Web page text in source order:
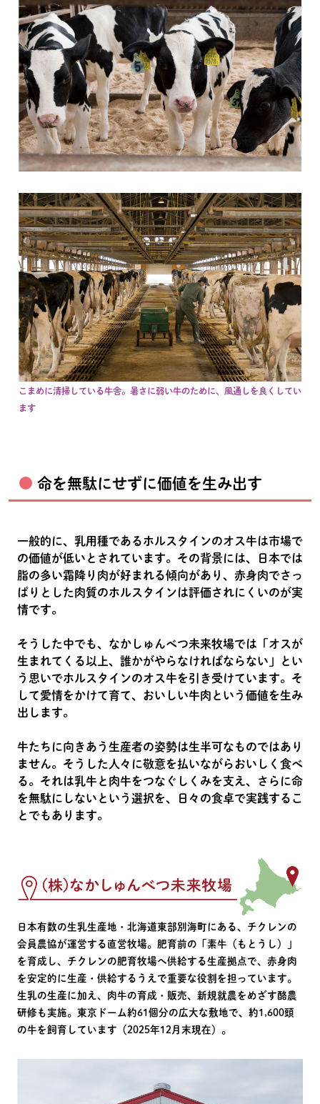
こまめに清掃している牛舎。暑さに弱い牛のために、風通しを良くしてい
ます
命を無駄にせずに価値を生み出す
一般的に、乳用種であるホルスタインのオス牛は市場で
の価値が低いとされています。その背景には、日本では
脂の多い霜降り肉が好まれる傾向があり、赤身肉でさっ
ぱりとした肉質のホルスタインは評価されにくいのが実
情です。
そうした中でも、なかしゅんべつ未来牧場では「オスが
生まれてくる以上、誰かがやらなければならない」とい
う思いでホルスタインのオス牛を引き受けています。そ
して愛情をかけて育て、おいしい牛肉という価値を生み
出します。
牛たちに向きあう生産者の姿勢は生半可なものではあり
ません。そうした人々に敬意を払いながらおいしく食べ
る。それは乳牛と肉牛をつなぐしくみを支え、さらに命
を無駄にしないという選択を、日々の食卓で実践するこ
とでもあります。
日本有数の生乳生産地・北海道東部別海町にある、チクレンの
会員農協が運営する直営牧場。肥育前の「素牛（もとうし）」
を育成し、チクレンの肥育牧場へ供給する生産拠点で、赤身肉
を安定的に生産・供給するうえで重要な役割を担っています。
生乳の生産に加え、肉牛の育成・販売、新規就農をめざす酪農
研修も実施。東京ドーム約61個分の広大な敷地で、約1,600頭
の牛を飼育しています（2025年12月末現在）。